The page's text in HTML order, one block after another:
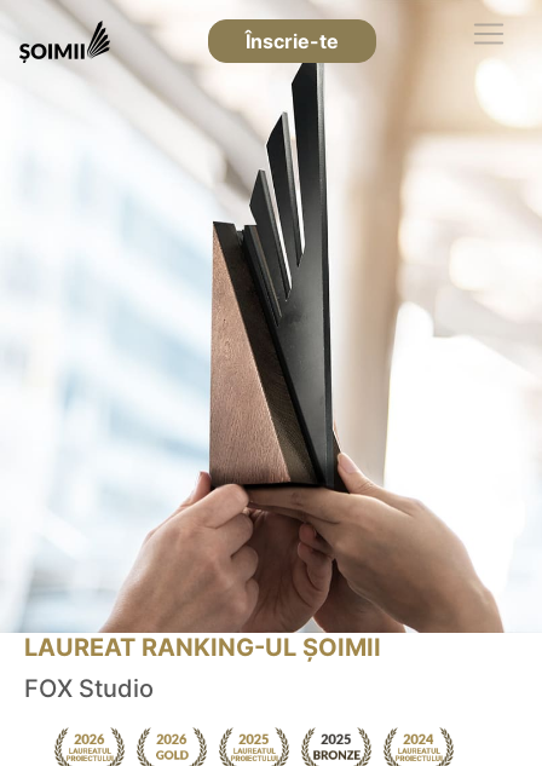
Înscrie-te
LAUREAT RANKING-UL ȘOIMII
FOX Studio